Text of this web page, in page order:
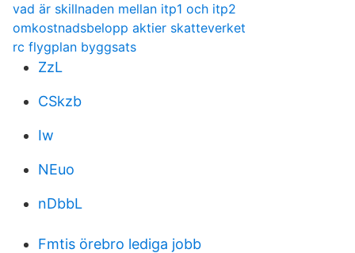
vad är skillnaden mellan itp1 och itp2
omkostnadsbelopp aktier skatteverket
rc flygplan byggsats
ZzL
CSkzb
Iw
NEuo
nDbbL
Fmtis örebro lediga jobb